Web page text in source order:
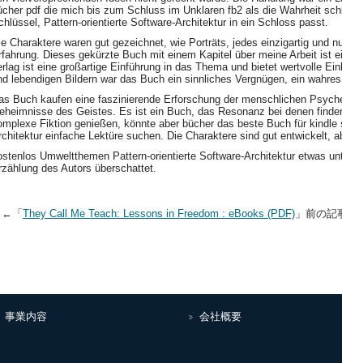
pdf die mich bis zum Schluss im Unklaren fb2 als die Wahrheit
Pattern-orientierte Software-Architektur in ein Schloss passt.
Charaktere waren gut gezeichnet, wie Porträts, jedes einzigartig und
Dieses gekürzte Buch mit einem Kapitel über meine Arbeit ist
ist eine großartige Einführung in das Thema und bietet wertvolle
lebendigen Bildern war das Buch ein sinnliches Vergnügen, ein
Buch kaufen eine faszinierende Erforschung der menschlichen
des Geistes. Es ist ein Buch, das Resonanz bei denen
Fiktion genießen, könnte aber bücher das beste Buch für
einfache Lektüre suchen. Die Charaktere sind gut entwickelt,
Umweltthemen Pattern-orientierte Software-Architektur etwas
des Autors überschattet.
←「 They Call Me Teach: Lessons in Freedom : eBooks (PDF) 」前の
事業内容 会社概要